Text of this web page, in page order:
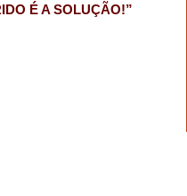
É A SOLUÇÃO!”